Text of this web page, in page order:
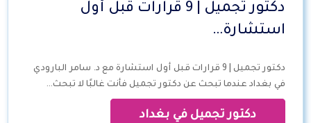
دكتور تجميل | 9 قرارات قبل أول
استشارة…
دكتور تجميل | 9 قرارات قبل أول استشارة مع د. سامر البارودي
في بغداد عندما تبحث عن دكتور تجميل فأنت غالبًا لا تبحث…
دكتور تجميل في بغداد